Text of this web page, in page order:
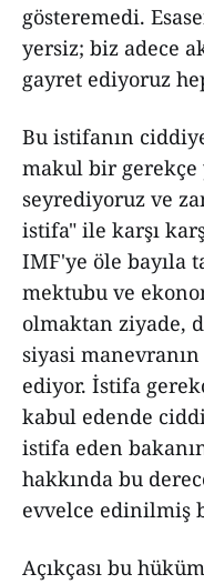
gösteremedi.
yersiz; biz adece
gayret ediyoruz
Bu istifanın
makul bir
seyrediyoruz ve
istifa" ile karşı
IMF'ye öle bayıla
mektubu ve
olmaktan ziyade,
siyasi
ediyor. İstifa
kabul edende
istifa eden
hakkında bu
evvelce edinilmiş
Açıkçası bu